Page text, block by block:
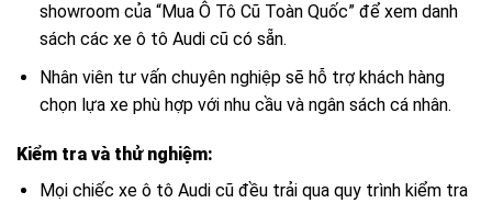
showroom của “Mua Ô Tô Cũ Toàn Quốc” để xem danh
sách các xe ô tô Audi cũ có sẵn.
Nhân viên tư vấn chuyên nghiệp sẽ hỗ trợ khách hàng
chọn lựa xe phù hợp với nhu cầu và ngân sách cá nhân.
Kiểm tra và thử nghiệm:
Mọi chiếc xe ô tô Audi cũ đều trải qua quy trình kiểm tra